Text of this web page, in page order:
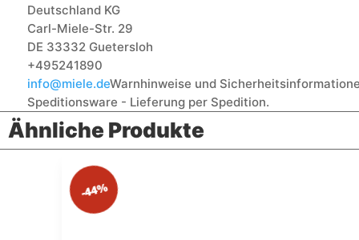
Deutschland KG
Carl-Miele-Str. 29
DE 33332 Guetersloh
+495241890
info@miele.deWarnhinweise und
Speditionsware - Lieferung per Spedition.
Ähnliche Produkte
-44%